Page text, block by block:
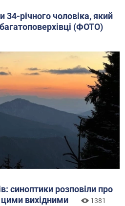
річного чоловіка, який
(ФОТО)
синоптики розповіли про
цими вихідними
1381